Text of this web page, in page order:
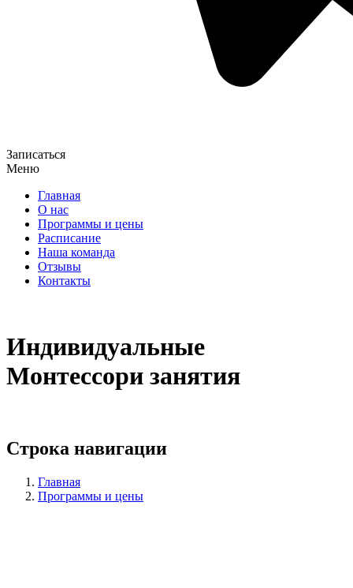
Записаться
Меню
Главная
О нас
Программы и цены
Расписание
Наша команда
Отзывы
Контакты
Индивидуальные
Монтессори занятия
Строка навигации
Главная
Программы и цены